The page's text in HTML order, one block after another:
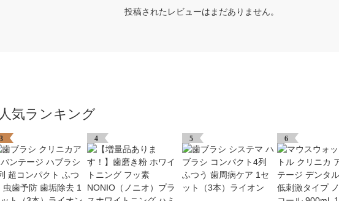
投稿されたレビューはまだありません。
気ランキング
3 4 5 6